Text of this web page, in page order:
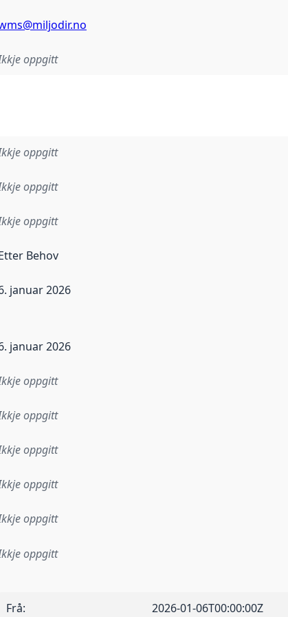
oppgitt
oppgitt
oppgitt
oppgitt
Behov
i dette datasettet først blei utgitt. Det kan ha
januar 2026
januar 2026
oppgitt
oppgitt
oppgitt
oppgitt
oppgitt
oppgitt
Frå: 2026-01-06T00:00:00Z